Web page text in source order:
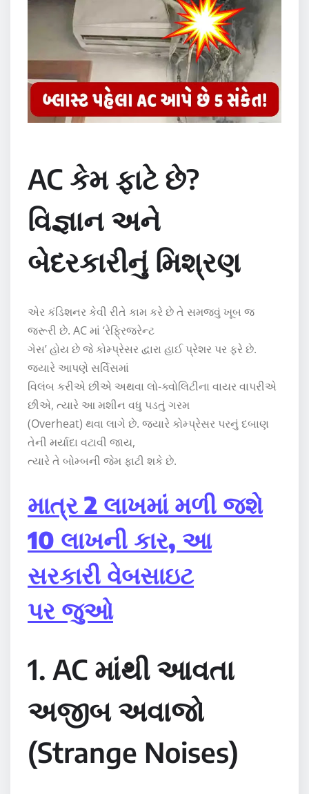
AC કેમ ફાટે છે?
વિજ્ઞાન અને
બેદરકારીનું મિશ્રણ
એર કંડિશનર કેવી રીતે કામ કરે છે તે સમજવું ખૂબ જ
જરૂરી છે. AC માં ‘રેફ્રિજરેન્ટ
ગેસ’ હોય છે જે કોમ્પ્રેસર દ્વારા હાઈ પ્રેશર પર ફરે છે.
જ્યારે આપણે સર્વિસમાં
વિલંબ કરીએ છીએ અથવા લો-ક્વોલિટીના વાયર વાપરીએ
છીએ, ત્યારે આ મશીન વધુ પડતું ગરમ
(Overheat) થવા લાગે છે. જ્યારે કોમ્પ્રેસર પરનું દબાણ
તેની મર્યાદા વટાવી જાય,
ત્યારે તે બોમ્બની જેમ ફાટી શકે છે.
માત્ર 2 લાખમાં મળી જશે
10 લાખની કાર, આ
સરકારી વેબસાઇટ
પર જુઓ
1. AC માંથી આવતા
અજીબ અવાજો
(Strange Noises)